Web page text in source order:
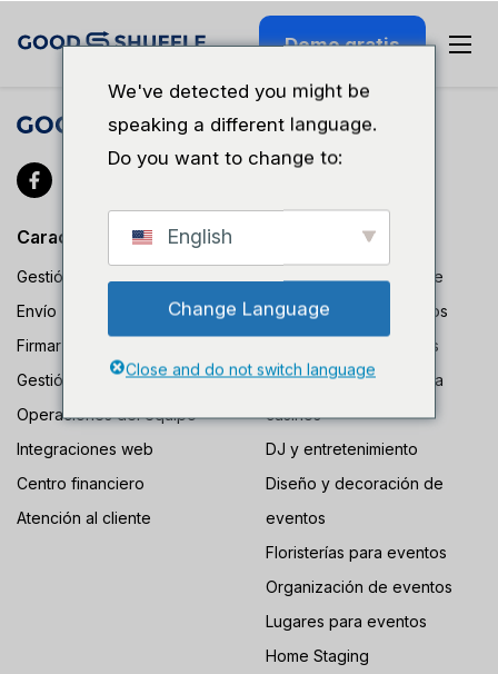
Demo gratis
Características
Gestión de inventario
Envío
Firmar y pagar propuestas
Gestión de clientes
Operaciones del equipo
Integraciones web
Centro financiero
Atención al cliente
Equipos audiovisuales e
iluminación para eventos
Decoración con globos
Alquiler de material para
casinos
DJ y entretenimiento
Diseño y decoración de
eventos
Floristerías para eventos
Organización de eventos
Lugares para eventos
Home Staging
We've detected you might be
speaking a different language.
Do you want to change to:
English
Change Language
Close and do not switch language